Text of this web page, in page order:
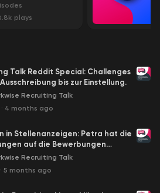
plays
Talk Reddit Special: Challenges
bis zur Einstellung.
Recruiting Talk
· 4 months ago
in Stellenanzeigen: Petra hat die
auf die Bewerbungen
und teilt ihre Ergebnisse.
Recruiting Talk
· 5 months ago